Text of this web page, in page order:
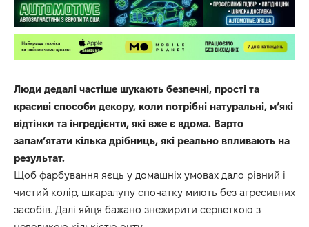
Люди дедалі частіше шукають безпечні, прості та
красиві способи декору, коли потрібні натуральні, м’які
відтінки та інгредієнти, які вже є вдома. Варто
запам’ятати кілька дрібниць, які реально впливають на
результат.
Щоб фарбування яєць у домашніх умовах дало рівний і
чистий колір, шкаралупу спочатку миють без агресивних
засобів. Далі яйця бажано знежирити серветкою з